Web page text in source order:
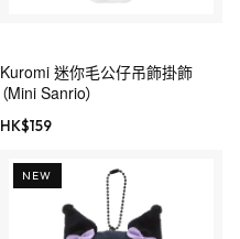
Kuromi 迷你毛公仔吊飾掛飾
（Mini Sanrio）
HK$159
NEW